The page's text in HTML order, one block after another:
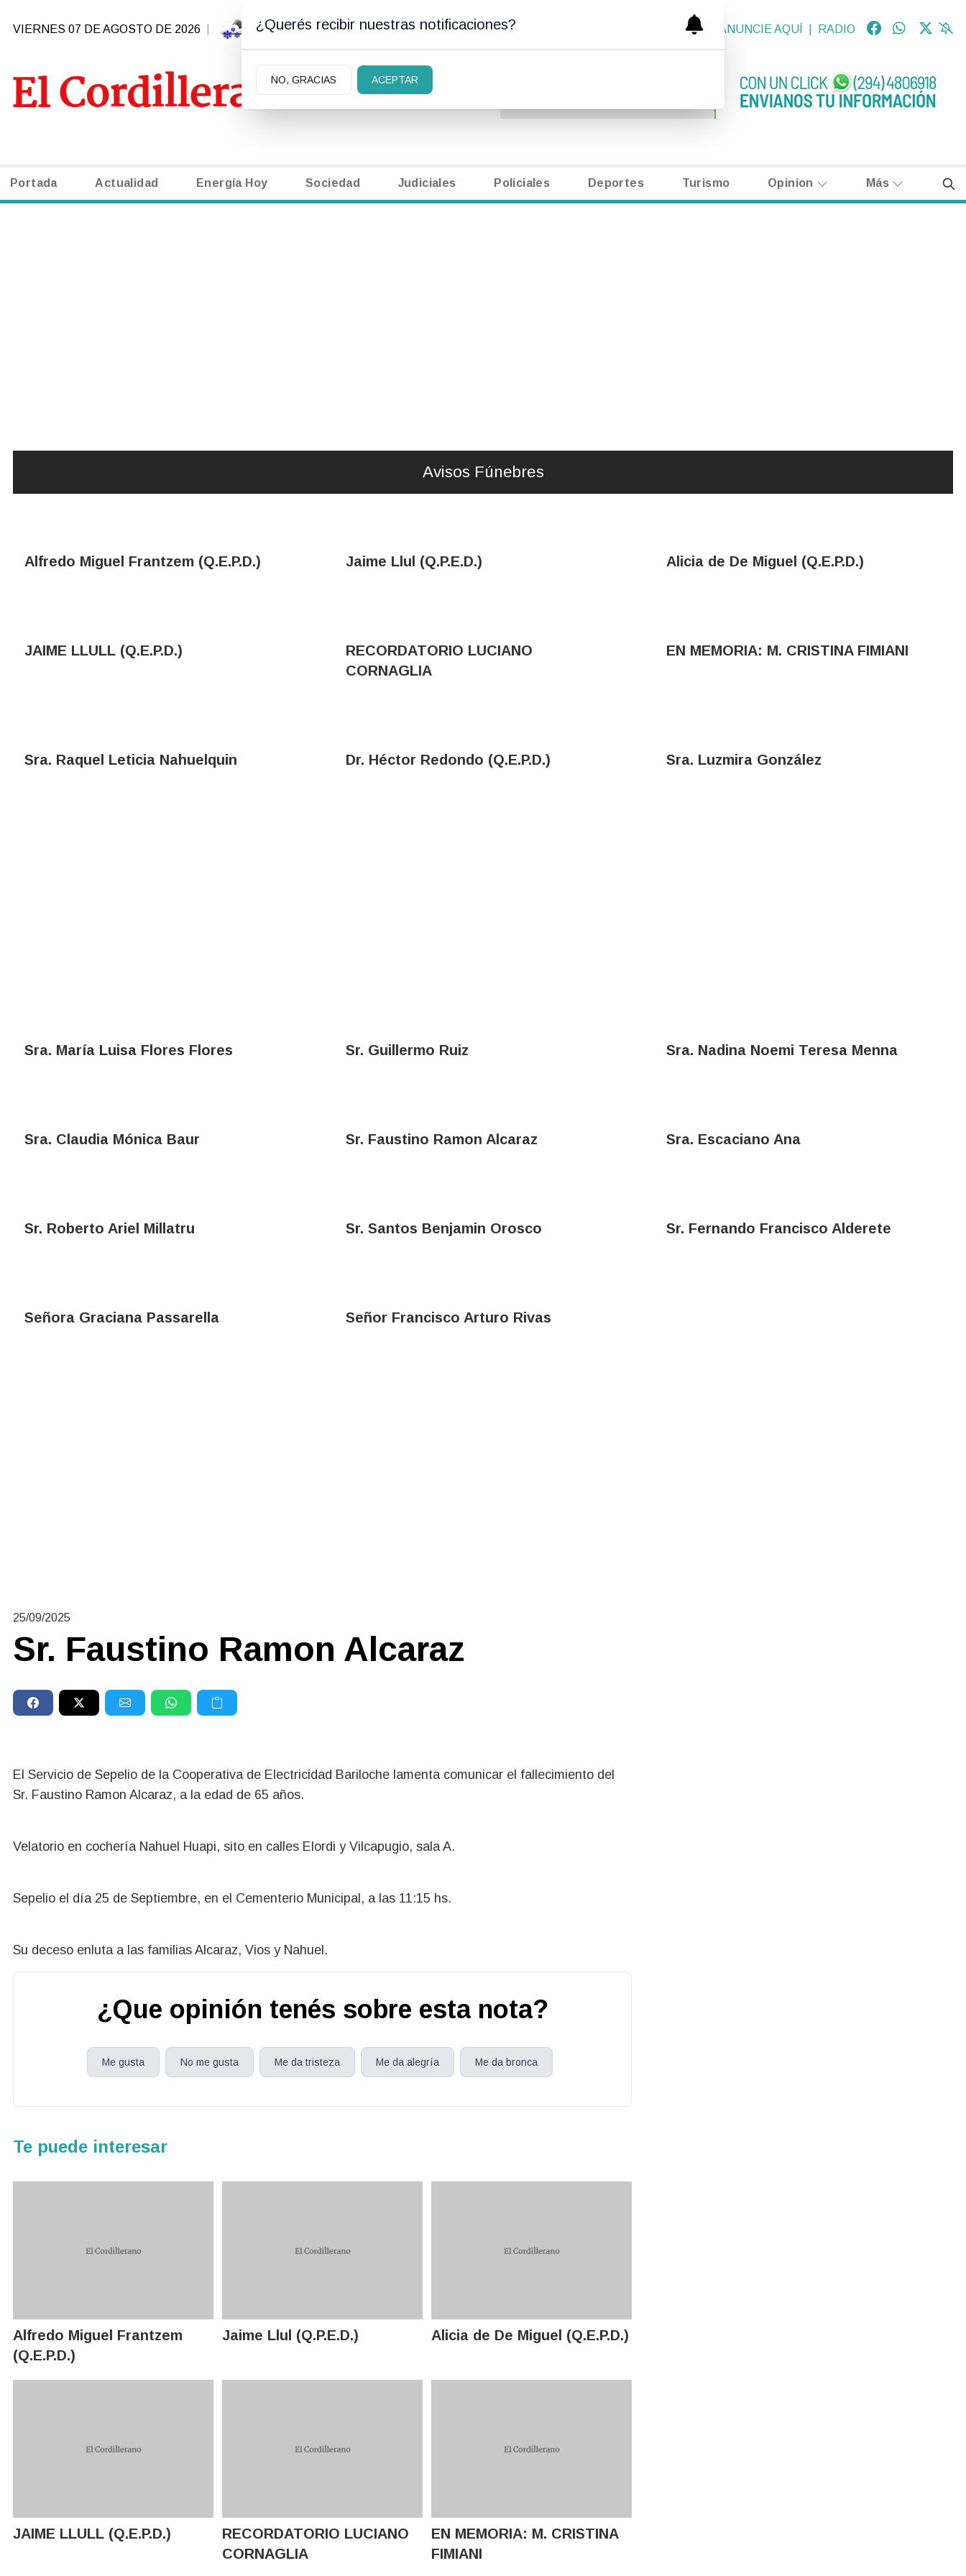
VIERNES 07 DE AGOSTO DE 2026 1.8ºC | SAN CARLOS DE BARILOCHE CLASIFICADOS NECROLÓGICAS ANUNCIE AQUÍ RADIO
Portada Actualidad Energía Hoy Sociedad Judiciales Policiales Deportes Turismo Opinion Más
Avisos Fúnebres
Alfredo Miguel Frantzem (Q.E.P.D.) Jaime Llul (Q.P.E.D.) Alicia de De Miguel (Q.E.P.D.)
JAIME LLULL (Q.E.P.D.)
RECORDATORIO LUCIANO
CORNAGLIA
EN MEMORIA: M. CRISTINA FIMIANI
Sra. Raquel Leticia Nahuelquin Dr. Héctor Redondo (Q.E.P.D.) Sra. Luzmira González
Sra. María Luisa Flores Flores Sr. Guillermo Ruiz Sra. Nadina Noemi Teresa Menna
Sra. Claudia Mónica Baur Sr. Faustino Ramon Alcaraz Sra. Escaciano Ana
Sr. Roberto Ariel Millatru Sr. Santos Benjamin Orosco Sr. Fernando Francisco Alderete
Señora Graciana Passarella Señor Francisco Arturo Rivas
25/09/2025
Sr. Faustino Ramon Alcaraz
El Servicio de Sepelio de la Cooperativa de Electricidad Bariloche lamenta comunicar el fallecimiento del
Sr. Faustino Ramon Alcaraz, a la edad de 65 años.
Velatorio en cochería Nahuel Huapi, sito en calles Elordi y Vilcapugio, sala A.
Sepelio el día 25 de Septiembre, en el Cementerio Municipal, a las 11:15 hs.
Su deceso enluta a las familias Alcaraz, Vios y Nahuel.
¿Que opinión tenés sobre esta nota?
Me gusta No me gusta Me da tristeza Me da alegría Me da bronca
Te puede interesar
Alfredo Miguel Frantzem
(Q.E.P.D.)
Jaime Llul (Q.P.E.D.) Alicia de De Miguel (Q.E.P.D.)
JAIME LLULL (Q.E.P.D.)
RECORDATORIO LUCIANO
CORNAGLIA
EN MEMORIA: M. CRISTINA
FIMIANI
¿Querés recibir nuestras notificaciones?
NO, GRACIAS ACEPTAR